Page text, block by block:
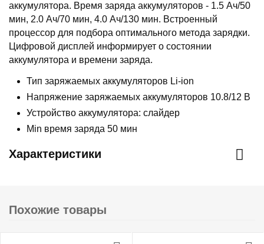
аккумулятора. Время заряда аккумуляторов - 1.5 Ач/50
мин, 2.0 Ач/70 мин, 4.0 Ач/130 мин. Встроенный
процессор для подбора оптимального метода зарядки.
Цифровой дисплей информирует о состоянии
аккумулятора и времени заряда.
Тип заряжаемых аккумуляторов Li-ion
Напряжение заряжаемых аккумуляторов 10.8/12 В
Устройство аккумулятора: слайдер
Min время заряда 50 мин
Характеристики
Похожие товары